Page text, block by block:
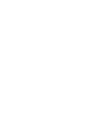
странице